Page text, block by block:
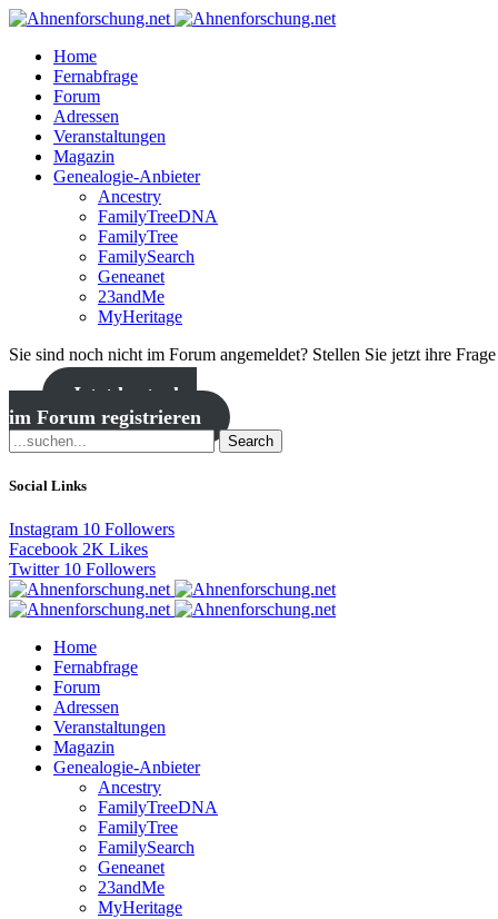
Home
Fernabfrage
Forum
Adressen
Veranstaltungen
Magazin
Genealogie-Anbieter
Ancestry
FamilyTreeDNA
FamilyTree
FamilySearch
Geneanet
23andMe
MyHeritage
Sie sind noch nicht im Forum angemeldet? Stellen Sie jetzt ihre
Jetzt kostenlos
im Forum registrieren
Search
Social Links
Instagram 10 Followers
Facebook 2K Likes
Twitter 10 Followers
Home
Fernabfrage
Forum
Adressen
Veranstaltungen
Magazin
Genealogie-Anbieter
Ancestry
FamilyTreeDNA
FamilyTree
FamilySearch
Geneanet
23andMe
MyHeritage